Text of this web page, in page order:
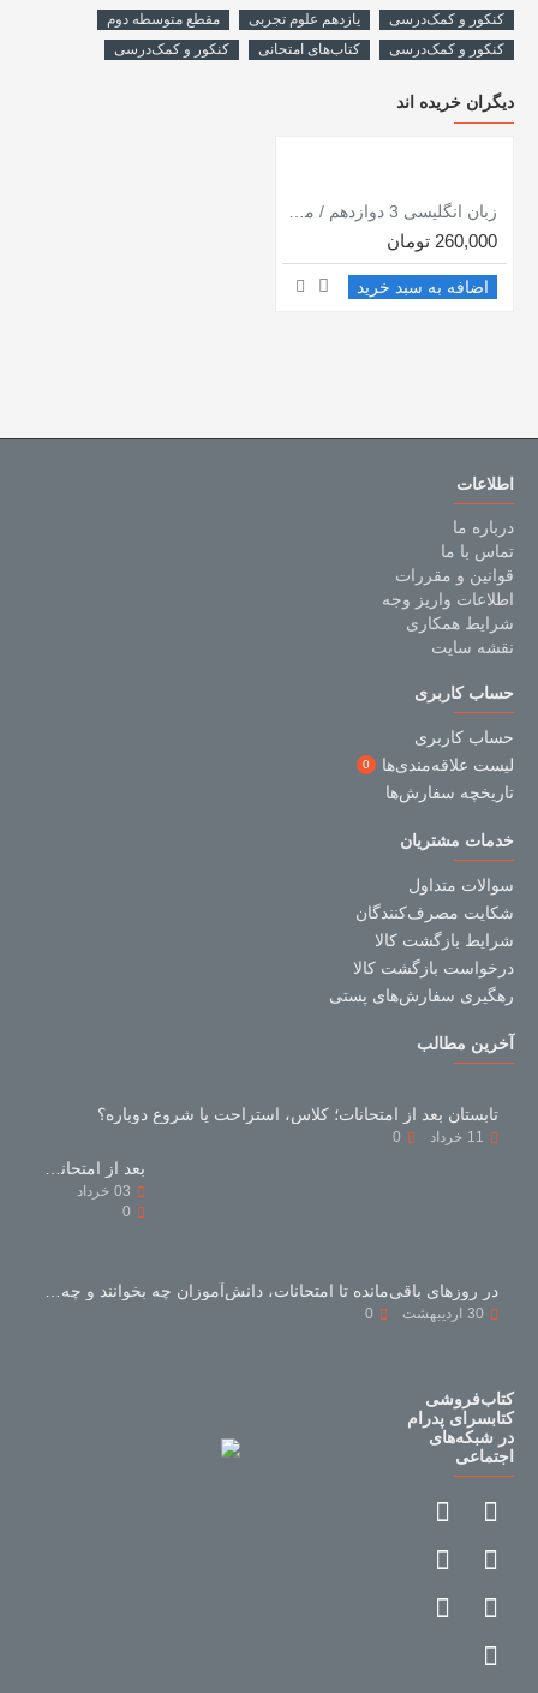
کنکور و کمک‌درسی
یازدهم علوم تجربی
مقطع متوسطه دوم
کنکور و کمک‌درسی
کتاب‌های امتحانی کنکور و کمک‌درسی
دیگران خریده اند
زبان انگلیسی 3 دوازدهم / موج 20 / نشر الگو
260,000 تومان
اضافه به سبد خرید
اطلاعات
درباره ما
تماس با ما
قوانین و مقررات
اطلاعات واریز وجه
شرایط همکاری
نقشه سایت
حساب کاربری
حساب کاربری
لیست علاقه‌مندی‌ها
0
تاریخچه سفارش‌ها
خدمات مشتریان
سوالات متداول
شکایت مصرف‌کنندگان
شرایط بازگشت کالا
درخواست بازگشت کالا
رهگیری سفارش‌های پستی
آخرین مطالب
تابستان بعد از امتحانات؛ کلاس، استراحت یا شروع دوباره؟
11 خرداد 0
03 خرداد
0
30 اردیبهشت 0
کتاب‌فروشی
کتابسرای پدرام
در شبکه‌های
اجتماعی